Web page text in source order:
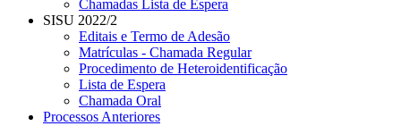
Chamadas Lista de Espera
SISU 2022/2
Editais e Termo de Adesão
Matrículas - Chamada Regular
Procedimento de Heteroidentificação
Lista de Espera
Chamada Oral
Processos Anteriores